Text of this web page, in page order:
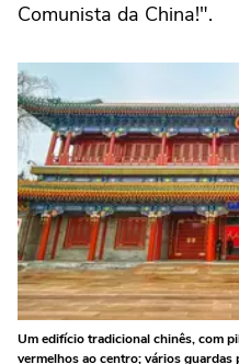
Comunista da China!".
Um edifício tradicional chinês, com
vermelhos ao centro; vários guardas